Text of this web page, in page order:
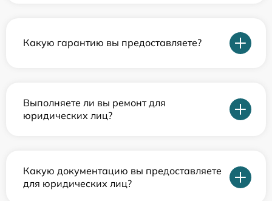
Какую гарантию вы предоставляете?
Выполняете ли вы ремонт для
юридических лиц?
Какую документацию вы предоставляете
для юридических лиц?